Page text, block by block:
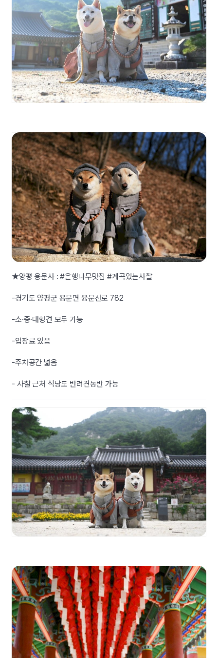
★양평 용문사 : #은행나무맛집 #계곡있는사찰
-경기도 양평군 용문면 융문산로 782
-소·중·대형견 모두 가능
-입장료 있음
-주차공간 넓음
- 사찰 근처 식당도 반려견동반 가능